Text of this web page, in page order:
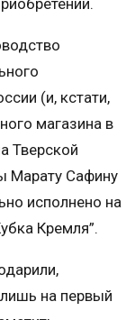
(и, кстати,
магазина в
Тверской
Марату Сафину
исполнено на
Кремля”.
на первый